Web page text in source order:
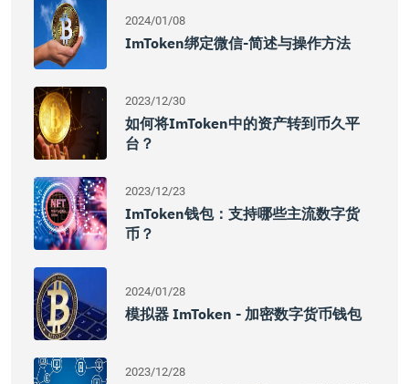
2024/01/08
ImToken绑定微信-简述与操作方法
2023/12/30
如何将imToken中的资产转到币久平
台？
2023/12/23
ImToken钱包：支持哪些主流数字货
币？
2024/01/28
模拟器 ImToken - 加密数字货币钱包
2023/12/28